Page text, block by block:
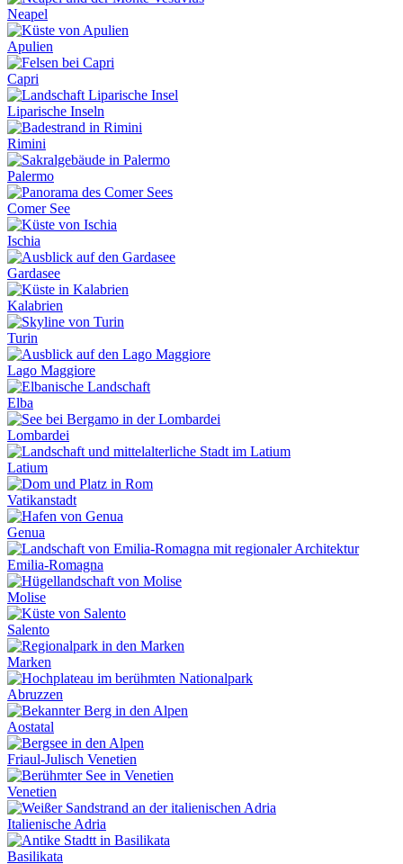
Neapel
Apulien
Capri
Liparische Inseln
Rimini
Palermo
Comer See
Ischia
Gardasee
Kalabrien
Turin
Lago Maggiore
Elba
Lombardei
Latium
Vatikanstadt
Genua
Emilia-Romagna
Molise
Salento
Marken
Abruzzen
Aostatal
Friaul-Julisch Venetien
Venetien
Italienische Adria
Basilikata